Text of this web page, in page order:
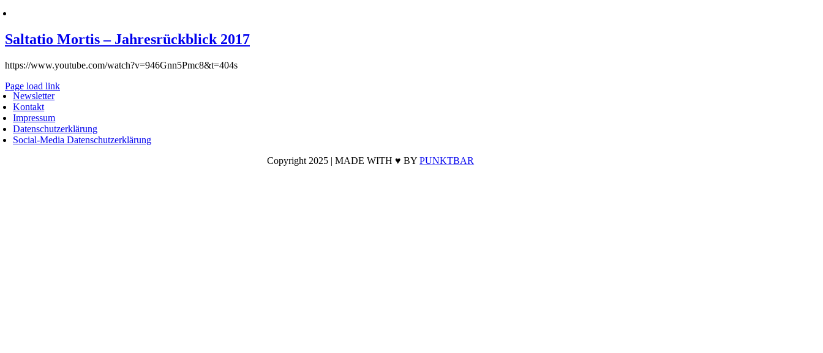
Saltatio Mortis – Jahresrückblick 2017
https://www.youtube.com/watch?v=946Gnn5Pmc8&t=404s
Newsletter
Kontakt
Impressum
Datenschutzerklärung
Social-Media Datenschutzerklärung
Copyright 2025 | MADE WITH ♥ BYPUNKTBAR
Page load link
Nach
oben